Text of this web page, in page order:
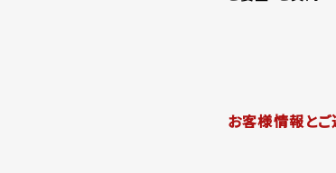
お客様情報と